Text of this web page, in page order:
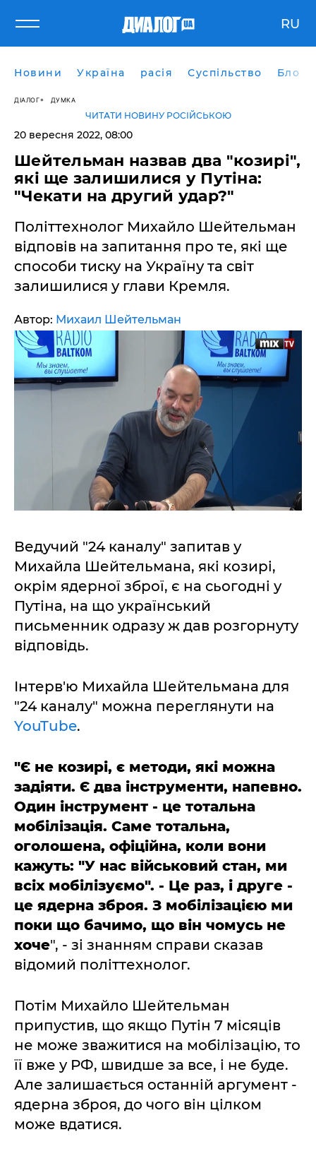
RU
Новини Україна расія Суспільство Блоги
ДІАЛОГ ДУМКА
ЧИТАТИ НОВИНУ РОСІЙСЬКОЮ
20 вересня 2022, 08:00
Шейтельман назвав два "козирі",
які ще залишилися у Путіна:
"Чекати на другий удар?"
Політтехнолог Михайло Шейтельман
відповів на запитання про те, які ще
способи тиску на Україну та світ
залишилися у глави Кремля.
Автор: Михаил Шейтельман
Ведучий "24 каналу" запитав у
Михайла Шейтельмана, які козирі,
окрім ядерної зброї, є на сьогодні у
Путіна, на що український
письменник одразу ж дав розгорнуту
відповідь.
Інтерв'ю Михайла Шейтельмана для
"24 каналу" можна переглянути на
YouTube.
"Є не козирі, є методи, які можна
задіяти. Є два інструменти, напевно.
Один інструмент - це тотальна
мобілізація. Саме тотальна,
оголошена, офіційна, коли вони
кажуть: "У нас військовий стан, ми
всіх мобілізуємо". - Це раз, і друге -
це ядерна зброя. З мобілізацією ми
поки що бачимо, що він чомусь не
хоче", - зі знанням справи сказав
відомий політтехнолог.
Потім Михайло Шейтельман
припустив, що якщо Путін 7 місяців
не може зважитися на мобілізацію, то
її вже у РФ, швидше за все, і не буде.
Але залишається останній аргумент -
ядерна зброя, до чого він цілком
може вдатися.